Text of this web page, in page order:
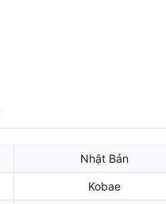
Nhật Bản
Kobae